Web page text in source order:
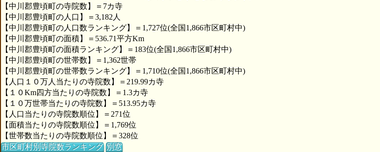
【中川郡豊頃町の寺院数】＝7カ寺
【中川郡豊頃町の人口】＝3,182人
【中川郡豊頃町の人口数ランキング】＝1,727位(全国1,866市区町村中)
【中川郡豊頃町の面積】＝536.71平方Km
【中川郡豊頃町の面積ランキング】＝183位(全国1,866市区町村中)
【中川郡豊頃町の世帯数】＝1,362世帯
【中川郡豊頃町の世帯数ランキング】＝1,710位(全国1,866市区町村中)
【人口１０万人当たりの寺院数】＝219.99カ寺
【１０Km四方当たりの寺院数】＝1.3カ寺
【１０万世帯当たりの寺院数】＝513.95カ寺
【人口当たりの寺院数順位】＝271位
【面積当たりの寺院数順位】＝1,769位
【世帯数当たりの寺院数順位】＝328位
市区町村別寺院数ランキング 別窓